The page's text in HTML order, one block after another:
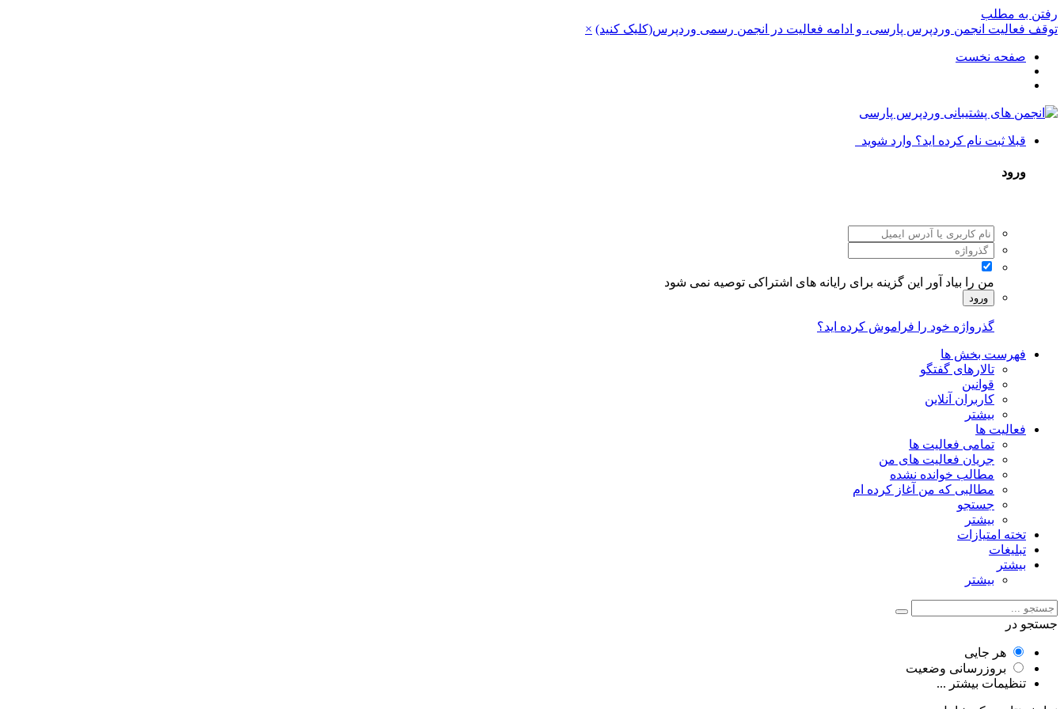
رفتن به مطلب
توقف فعالیت انجمن وردپرس پارسی، و ادامه فعالیت در انجمن رسمی وردپرس(کلیک کنید) ×
صفحه نخست
قبلا ثبت نام کرده اید؟ وارد شوید
ورود
من را بیاد آور این گزینه برای رایانه های اشتراکی توصیه نمی شود
ورود
گذرواژه خود را فراموش کرده اید؟
فهرست بخش ها
تالارهای گفتگو
قوانین
کاربران آنلاین
بیشتر
فعالیت ها
تمامی فعالیت ها
جریان فعالیت های من
مطالب خوانده نشده
مطالبی که من آغاز کرده ام
جستجو
بیشتر
تخته امتیازات
تبلیغات
بیشتر
بیشتر
جستجو در
هر جایی
بروزرسانی وضعیت
تنظیمات بیشتر ...